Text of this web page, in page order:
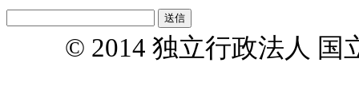
© 2014 独立行政法人 国